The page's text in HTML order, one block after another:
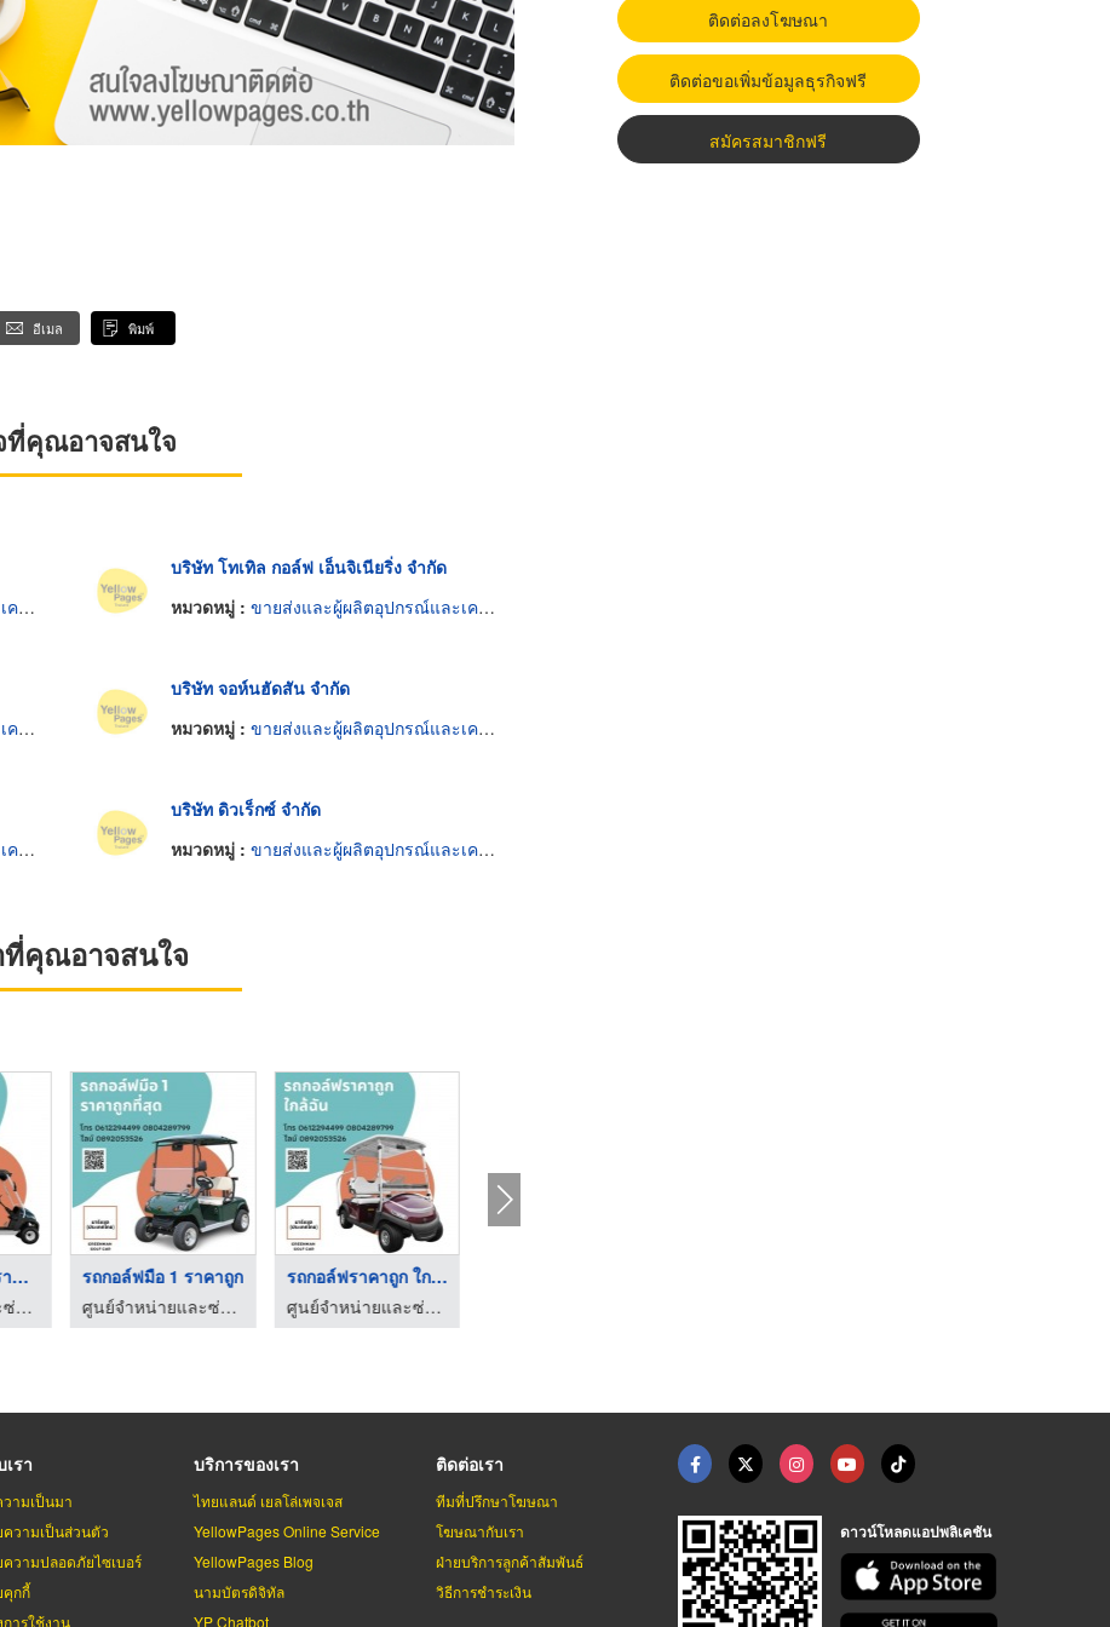
อีเมล พิมพ์
ที่คุณอาจสนใจ
ฟ
บริษัท โทเทิล กอล์ฟ เอ็นจิเนียริ่ง จำกัด
หมวดหมู่ : ขายส่งและผู้ผลิตอุปกรณ์และเครื่องใช้กอล์ฟ
ฟ
บริษัท จอห์นฮัดสัน จำกัด
หมวดหมู่ : ขายส่งและผู้ผลิตอุปกรณ์และเครื่องใช้กอล์ฟ
ฟ
บริษัท ดิวเร็กซ์ จำกัด
หมวดหมู่ : ขายส่งและผู้ผลิตอุปกรณ์และเครื่องใช้กอล์ฟ
คุณอาจสนใจ
รับซ่อมรถกอล์ฟราคาถู ...
ศูนย์จำหน่ายและซ่อมรถกอล์ฟราคาถูก
รถกอล์ฟมือ 1 ราคาถูก
ศูนย์จำหน่ายและซ่อมรถกอล์ฟราคาถูก
รถกอล์ฟราคาถูก ใกล้ฉ ...
ศูนย์จำหน่ายและซ่อมรถกอล์ฟราคาถูก
ติดต่อลงโฆษณา
ติดต่อขอเพิ่มข้อมูลธุรกิจฟรี
สมัครสมาชิกฟรี
เรา
ามเป็นมา
วามเป็นส่วนตัว
วามปลอดภัยไซเบอร์
คุกกี้
ารใช้งาน
บริการของเรา
ไทยแลนด์ เยลโล่เพจเจส
YellowPages Online Service
YellowPages Blog
นามบัตรดิจิทัล
YP Chatbot
ติดต่อเรา
ทีมที่ปรึกษาโฆษณา
โฆษณากับเรา
ฝ่ายบริการลูกค้าสัมพันธ์
วิธีการชำระเงิน
ดาวน์โหลดแอปพลิเคชัน